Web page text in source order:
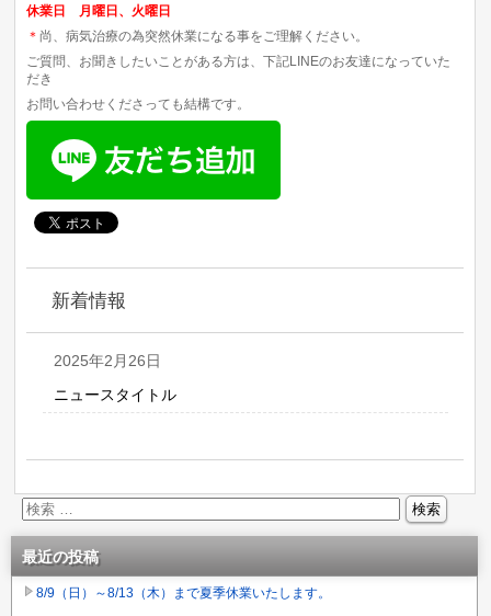
休業日 月曜日、火曜日
＊尚、病気治療の為突然休業になる事をご理解ください。
ご質問、お聞きしたいことがある方は、下記LINEのお友達になっていた
だき
お問い合わせくださっても結構です。
新着情報
2025年2月26日
ニュースタイトル
最近の投稿
8/9（日）～8/13（木）まで夏季休業いたします。